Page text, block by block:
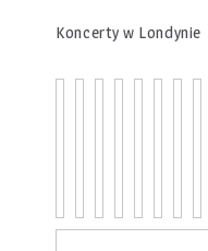
Koncerty w Londynie